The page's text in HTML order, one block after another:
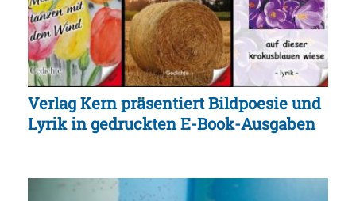
Verlag Kern präsentiert Bildpoesie und
Lyrik in gedruckten E-Book-Ausgaben